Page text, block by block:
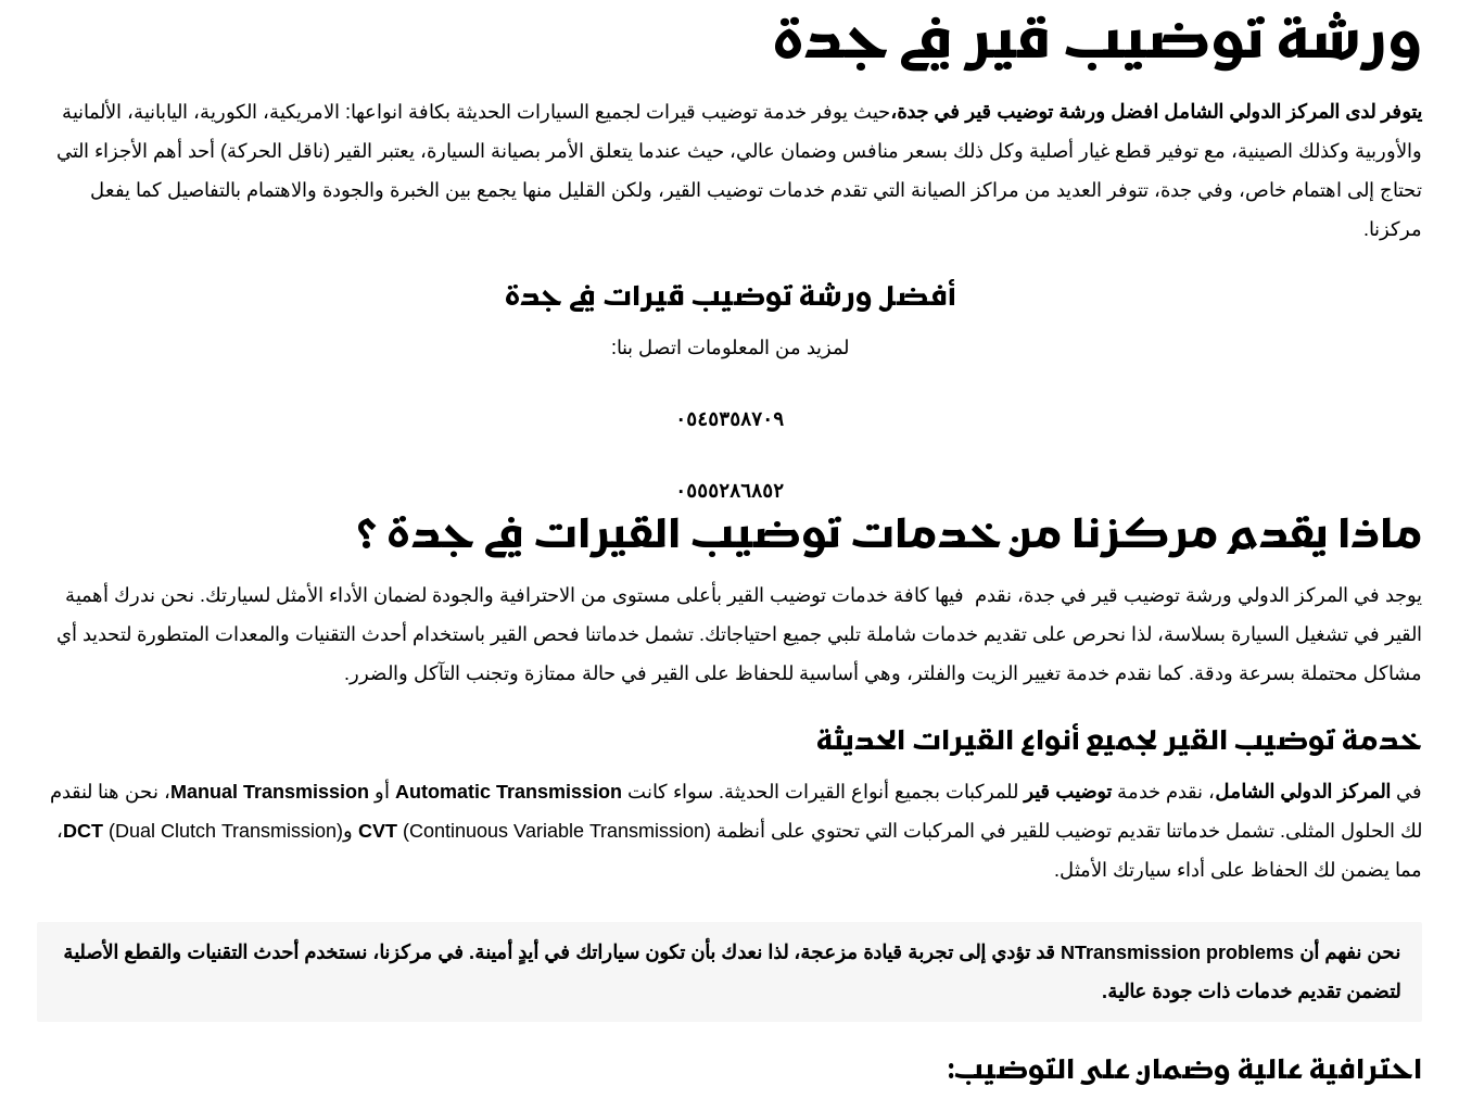
ورشة توضيب قير في جدة
يتوفر لدى المركز الدولي الشامل افضل ورشة توضيب قير في جدة،حيث يوفر خدمة توضيب قيرات لجميع السيارات الحديثة بكافة انواعها: الامريكية، الكورية، اليابانية، الألمانية
والأوربية وكذلك الصينية، مع توفير قطع غيار أصلية وكل ذلك بسعر منافس وضمان عالي، حيث عندما يتعلق الأمر بصيانة السيارة، يعتبر القير (ناقل الحركة) أحد أهم الأجزاء التي
تحتاج إلى اهتمام خاص، وفي جدة، تتوفر العديد من مراكز الصيانة التي تقدم خدمات توضيب القير، ولكن القليل منها يجمع بين الخبرة والجودة والاهتمام بالتفاصيل كما يفعل
مركزنا.
أفضل ورشة توضيب قيرات في جدة
لمزيد من المعلومات اتصل بنا:
٠٥٤٥٣٥٨٧٠٩
٠٥٥٥٢٨٦٨٥٢
ماذا يقدم مركزنا من خدمات توضيب القيرات في جدة ؟
يوجد في المركز الدولي ورشة توضيب قير في جدة، نقدم فيها كافة خدمات توضيب القير بأعلى مستوى من الاحترافية والجودة لضمان الأداء الأمثل لسيارتك. نحن ندرك أهمية
القير في تشغيل السيارة بسلاسة، لذا نحرص على تقديم خدمات شاملة تلبي جميع احتياجاتك. تشمل خدماتنا فحص القير باستخدام أحدث التقنيات والمعدات المتطورة لتحديد أي
مشاكل محتملة بسرعة ودقة. كما نقدم خدمة تغيير الزيت والفلتر، وهي أساسية للحفاظ على القير في حالة ممتازة وتجنب التآكل والضرر.
خدمة توضيب القير لجميع أنواع القيرات الحديثة
في المركز الدولي الشامل، نقدم خدمةتوضيب قير للمركبات بجميع أنواع القيرات الحديثة. سواء كانت Automatic Transmissionأو Manual Transmission، نحن هنا لنقدم
لك الحلول المثلى. تشمل خدماتنا تقديم توضيب للقير في المركبات التي تحتوي على أنظمة
CVT (Continuous Variable Transmission) و DCT(Dual Clutch Transmission)،
مما يضمن لك الحفاظ على أداء سيارتك الأمثل.
نحن نفهم أن NTransmission problems قد تؤدي إلى تجربة قيادة مزعجة، لذا نعدك بأن تكون سياراتك في أيدٍ أمينة. في مركزنا، نستخدم أحدث التقنيات والقطع الأصلية
لتضمن تقديم خدمات ذات جودة عالية.
احترافية عالية وضمان على التوضيب: